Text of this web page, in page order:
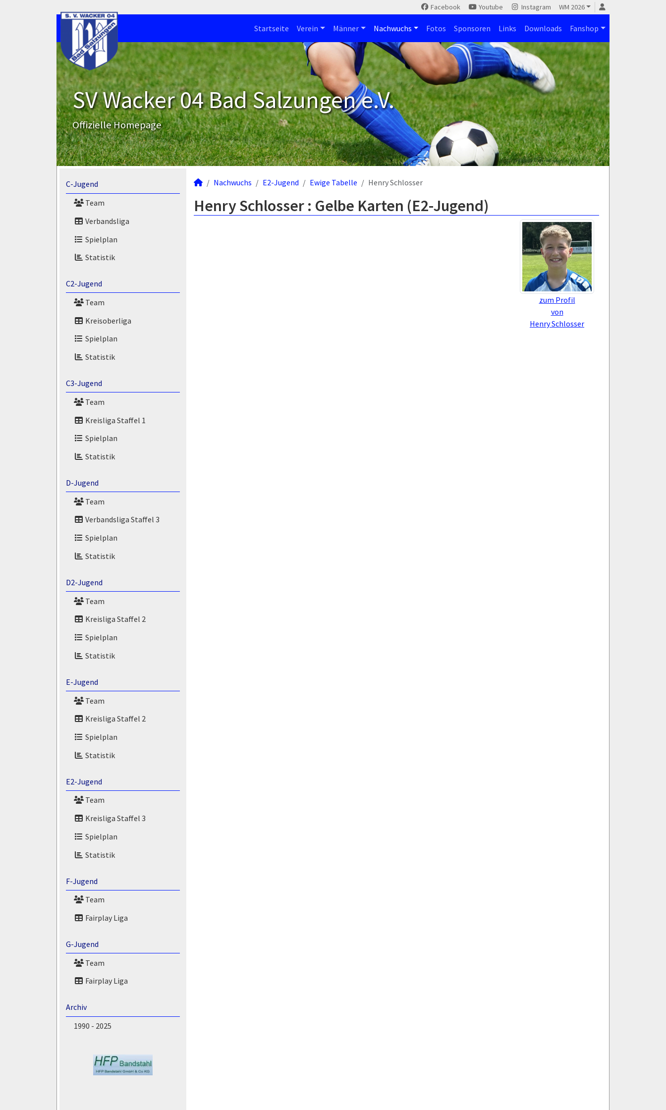
Facebook Youtube Instagram WM 2026
Startseite Verein Männer Nachwuchs Fotos Sponsoren Links Downloads Fanshop
SV Wacker 04 Bad Salzungen e.V.
Offizielle Homepage
C-Jugend
Team
Verbandsliga
Spielplan
Statistik
C2-Jugend
Team
Kreisoberliga
Spielplan
Statistik
C3-Jugend
Team
Kreisliga Staffel 1
Spielplan
Statistik
D-Jugend
Team
Verbandsliga Staffel 3
Spielplan
Statistik
D2-Jugend
Team
Kreisliga Staffel 2
Spielplan
Statistik
E-Jugend
Team
Kreisliga Staffel 2
Spielplan
Statistik
E2-Jugend
Team
Kreisliga Staffel 3
Spielplan
Statistik
F-Jugend
Team
Fairplay Liga
G-Jugend
Team
Fairplay Liga
Archiv
1990 - 2025
Nachwuchs E2-Jugend Ewige Tabelle Henry Schlosser
Henry Schlosser : Gelbe Karten (E2-Jugend)
zum Profil
von
Henry Schlosser